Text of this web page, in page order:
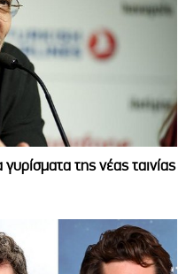
της νέας ταινίας